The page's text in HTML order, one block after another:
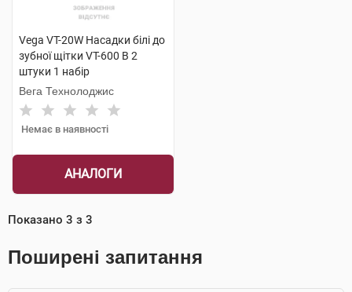
Vega VT-20W Насадки білі до
зубної щітки VT-600 В 2
штуки 1 набір
Вега Технолоджис
Немає в наявності
АНАЛОГИ
Показано 3 з 3
Поширені запитання